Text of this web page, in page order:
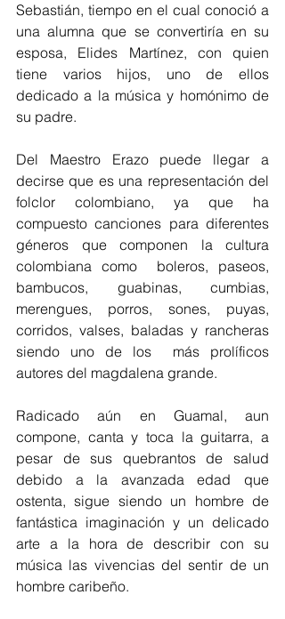
Sebastián, tiempo en el cual conoció a
una alumna que se convertiría en su
esposa, Elides Martínez, con quien
tiene varios hijos, uno de ellos
dedicado a la música y homónimo de
su padre.
Del Maestro Erazo puede llegar a
decirse que es una representación del
folclor colombiano, ya que ha
compuesto canciones para diferentes
géneros que componen la cultura
colombiana como  boleros, paseos,
bambucos, guabinas, cumbias,
merengues, porros, sones, puyas,
corridos, valses, baladas y rancheras
siendo uno de los  más prolíficos
autores del magdalena grande.
Radicado aún en Guamal, aun
compone, canta y toca la guitarra, a
pesar de sus quebrantos de salud
debido a la avanzada edad que
ostenta, sigue siendo un hombre de
fantástica imaginación y un delicado
arte a la hora de describir con su
música las vivencias del sentir de un
hombre caribeño.